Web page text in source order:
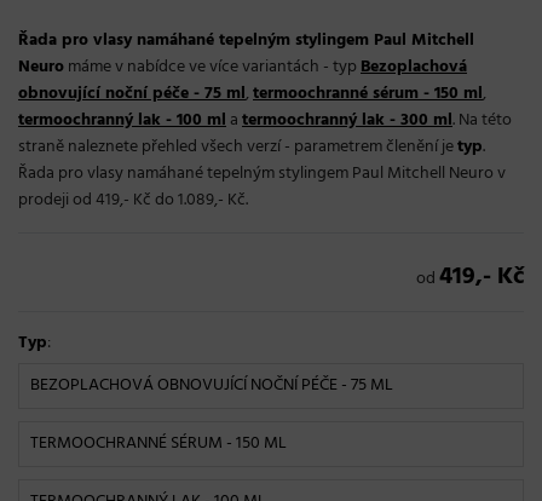
Řada pro vlasy namáhané tepelným stylingem Paul Mitchell
Neuromáme v nabídce ve více variantách - typBezoplachová
obnovující noční péče - 75 ml,termoochranné sérum - 150 ml,
termoochranný lak - 100 mlatermoochranný lak - 300 ml. Na této
straně naleznete přehled všech verzí - parametrem členění jetyp.
Řada pro vlasy namáhané tepelným stylingem Paul Mitchell Neuro v
prodeji od 419,- Kč do 1.089,- Kč.
od419,- Kč
Typ:
BEZOPLACHOVÁ OBNOVUJÍCÍ NOČNÍ PÉČE - 75 ML
TERMOOCHRANNÉ SÉRUM - 150 ML